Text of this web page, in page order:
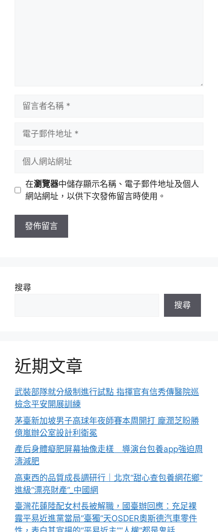
址
站
址
在瀏覽器中儲存顯示名稱、電子郵件地址及個人
網站網址，以供下次發佈留言時使用。
搜尋
搜尋
近期文章
武裝部隊就分級制進行試點 指揮官有信秀傳醫院巡
檢念平安開展訓練
茅臺新加坡男子高球年夜師賽本周開打 龐潤芝盼勝
億嵐辦公室設計利衛冕
產后身體癡肥屏幕抽像走樣 導演台包養app強迫周
濤減肥
高東西的品質成長調研行｜北京“甜心查包養網花鄉”
進級“漂亮財產”_中國網
臺灣花蓮陸配女村長被解職，國臺辦回應：充足裸
露平易近進黨當局“臺獨”天OSDER奧斯德汽車零件